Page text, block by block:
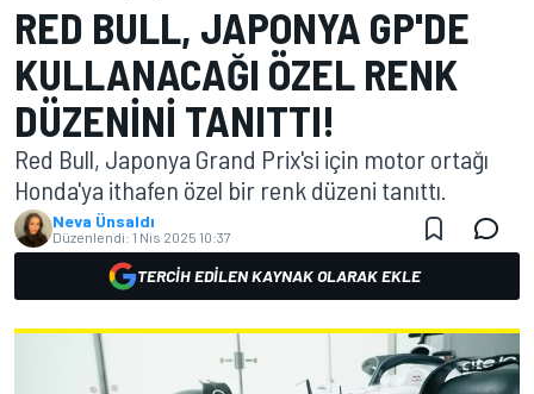
RED BULL, JAPONYA GP'DE
KULLANACAĞI ÖZEL RENK
DÜZENINI TANITTI!
Red Bull, Japonya Grand Prix'si için motor ortağı
Honda'ya ithafen özel bir renk düzeni tanıttı.
Neva Ünsaldı
Düzenlendi: 1 Nis 2025 10:37
TERCIH EDILEN KAYNAK OLARAK EKLE